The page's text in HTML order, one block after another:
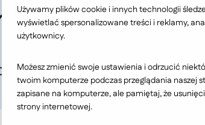
jako
nr 16 rok 2014 Autor:
Używamy plików cookie i innych technologii
wyświetlać spersonalizowane treści i reklamy,
użytkownicy.
Możesz zmienić swoje ustawienia i odrzucić
twoim komputerze podczas przeglądania naszej
zapisane na komputerze, ale pamiętaj, że
strony internetowej.